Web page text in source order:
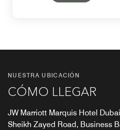
ofrecerse para personas a
NUESTRA UBICACIÓN
CÓMO LLEGAR
JW Marriott Marquis Hotel Dubai
Sheikh Zayed Road, Business